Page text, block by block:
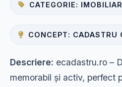
CATEGORIE:
CONCEPT: CADASTRU
Descriere: ecadastru.ro –
memorabil și activ, perfect